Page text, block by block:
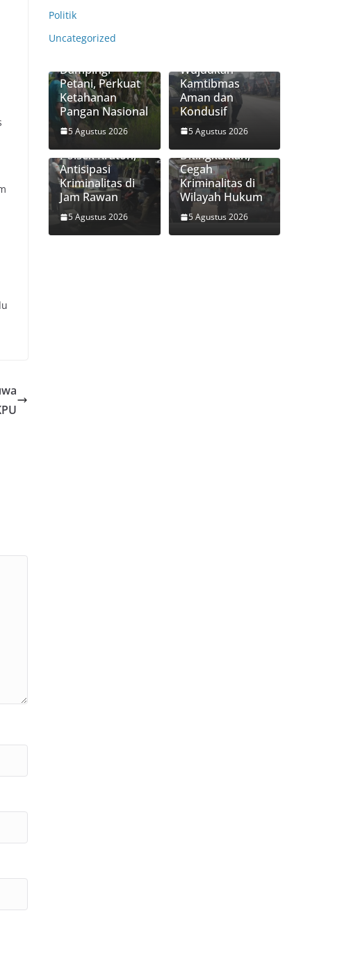
Politik
Uncategorized
as Polsek Bugul
Dampingi
Petani, Perkuat
Ketahanan
Pangan Nasional
5 Agustus 2026
Wujudkan
Kamtibmas
Aman dan
Kondusif
5 Agustus 2026
Patroli Dini Hari
Polsek Kraton,
Antisipasi
Kriminalitas di
Jam Rawan
5 Agustus 2026
Patroli
Kamtibmas Sat
Samapta Polres
Pasuruan Kota
Ditingkatkan,
Cegah
Kriminalitas di
Wilayah Hukum
5 Agustus 2026